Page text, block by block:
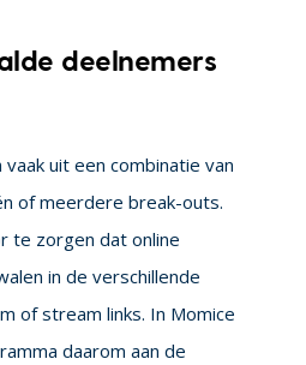
deelnemers
uit een combinatie van
of meerdere break-outs.
te zorgen dat online
in de verschillende
of stream links. In Momice
daarom aan de